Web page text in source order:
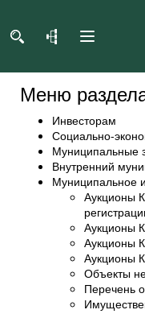
Меню
Инвесторам
Социально-
Муниципальные
Внутренний
Муниципальное
Аукционы
Аукционы
Аукционы
Аукционы
Объекты
Перечень